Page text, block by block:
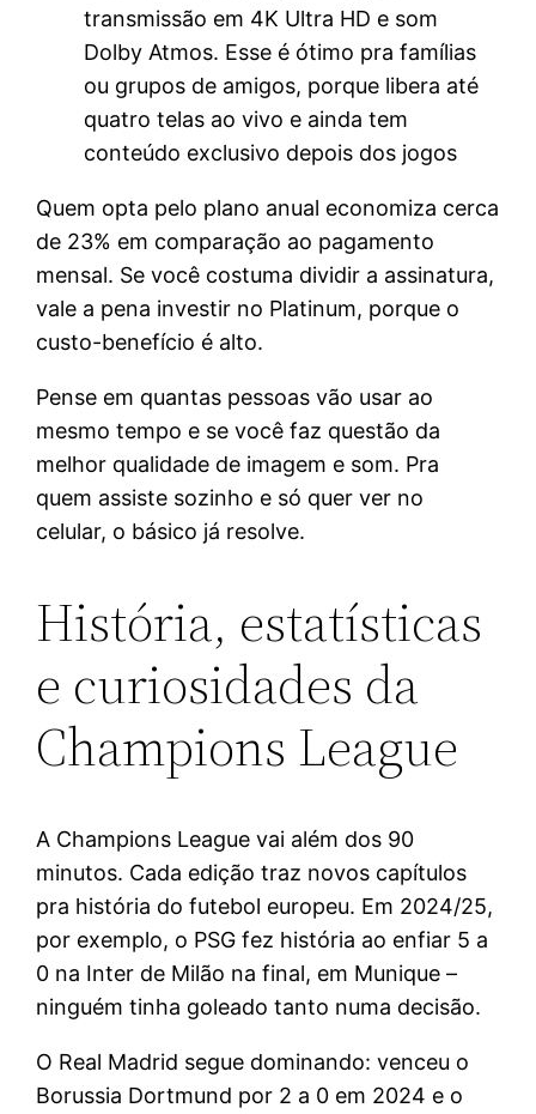
transmissão em 4K Ultra HD e som
Dolby Atmos. Esse é ótimo pra famílias
ou grupos de amigos, porque libera até
quatro telas ao vivo e ainda tem
conteúdo exclusivo depois dos jogos
Quem opta pelo plano anual economiza cerca
de 23% em comparação ao pagamento
mensal. Se você costuma dividir a assinatura,
vale a pena investir no Platinum, porque o
custo-benefício é alto.
Pense em quantas pessoas vão usar ao
mesmo tempo e se você faz questão da
melhor qualidade de imagem e som. Pra
quem assiste sozinho e só quer ver no
celular, o básico já resolve.
História, estatísticas
e curiosidades da
Champions League
A Champions League vai além dos 90
minutos. Cada edição traz novos capítulos
pra história do futebol europeu. Em 2024/25,
por exemplo, o PSG fez história ao enfiar 5 a
0 na Inter de Milão na final, em Munique –
ninguém tinha goleado tanto numa decisão.
O Real Madrid segue dominando: venceu o
Borussia Dortmund por 2 a 0 em 2024 e o